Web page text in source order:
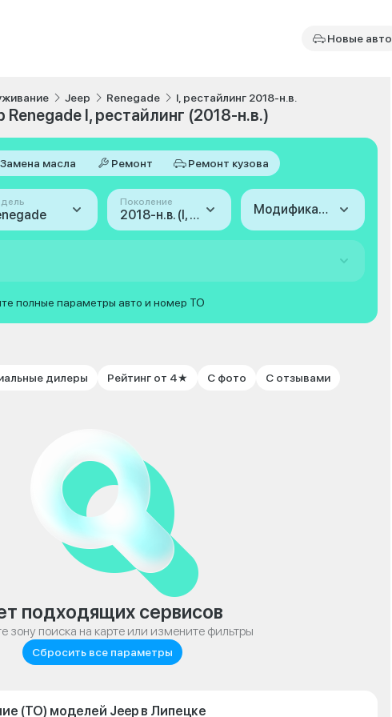
Новые авто
Jeep Renegade I, рестайлинг 2018-н.в.
I, рестайлинг (2018-н.в.)
Замена масла Ремонт Ремонт кузова
Поколение
2018-н.в. (I, рестайлинг) Модификация
полные параметры авто и номер ТО
дилеры Рейтинг от 4★ С фото С отзывами
подходящих сервисов
зону поиска на карте или измените фильтры
Сбросить все параметры
(ТО) моделей Jeep в Липецке